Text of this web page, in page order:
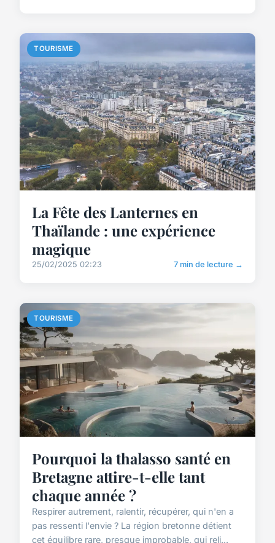
TOURISME
La Fête des Lanternes en
Thaïlande : une expérience
magique
25/02/2025 02:23 7 min de lecture →
TOURISME
Pourquoi la thalasso santé en
Bretagne attire-t-elle tant
chaque année ?
Respirer autrement, ralentir, récupérer, qui n'en a
pas ressenti l'envie ? La région bretonne détient
cet équilibre rare, presque improbable, qui reli...